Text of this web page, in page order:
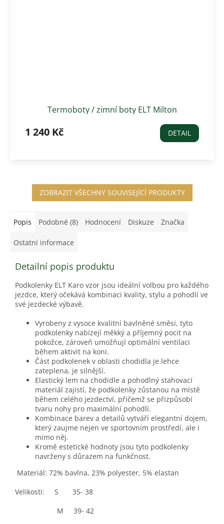
Termoboty / zimní boty ELT Milton
1 240 Kč DETAIL
ZOBRAZIT VŠECHNY SOUVISEJÍCÍ PRODUKTY
Popis Podobné (8) Hodnocení Diskuze Značka
Ostatní informace
Detailní popis produktu
Podkolenky ELT Karo vzor jsou ideální volbou pro každého
jezdce, který očekává kombinaci kvality, stylu a pohodlí ve
své jezdecké výbavě.
Vyrobeny z vysoce kvalitní bavlněné směsi, tyto
podkolenky nabízejí měkký a příjemný pocit na
pokožce, zároveň umožňují optimální ventilaci
během aktivit na koni.
Část podkolenek v oblasti chodidla je lehce
zateplena, je silnější.
Elastický lem na chodidle a pohodlný stahovací
materiál zajistí, že podkolenky zůstanou na místě
během celého jezdectví, přičemž se přizpůsobí
tvaru nohy pro maximální pohodlí.
Kombinace barev a detailů vytváří elegantní dojem,
který zaujme nejen ve sportovním prostředí, ale i
mimo něj.
Kromě estetické hodnoty jsou tyto podkolenky
navrženy s důrazem na funkčnost.
Materiál: 72% bavlna, 23% polyester, 5% elastan
Velikosti: S 35- 38
M 39- 42